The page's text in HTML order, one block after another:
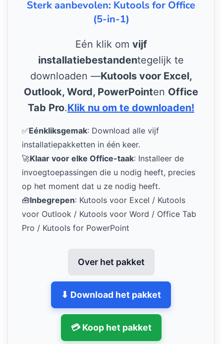
Sterk aanbevolen: Kutools for Office
(5-in-1)
Eén klik om vijf
installatiebestandentegelijk te
downloaden —Kutools voor Excel,
Outlook, Word, PowerPointen Office
Tab Pro.Klik nu om te downloaden!
✅Eénkliksgemak: Download alle vijf
installatiepakketten in één keer.
🚀Klaar voor elke Office-taak: Installeer de
invoegtoepassingen die u nodig heeft, precies
op het moment dat u ze nodig heeft.
🧰Inbegrepen: Kutools voor Excel / Kutools
voor Outlook / Kutools voor Word / Office Tab
Pro / Kutools for PowerPoint
Over het pakket
⬇ Download het pakket
💳 Koop het pakket